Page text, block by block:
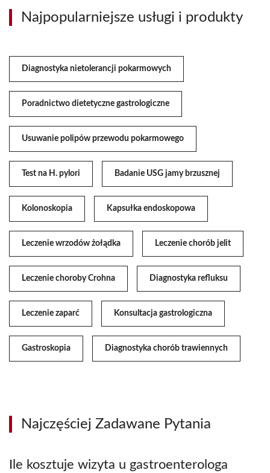
Najpopularniejsze usługi i produkty
Diagnostyka nietolerancji pokarmowych
Poradnictwo dietetyczne gastrologiczne
Usuwanie polipów przewodu pokarmowego
Test na H. pylori Badanie USG jamy brzusznej
Kolonoskopia Kapsułka endoskopowa
Leczenie wrzodów żołądka Leczenie chorób jelit
Leczenie choroby Crohna Diagnostyka refluksu
Leczenie zaparć Konsultacja gastrologiczna
Gastroskopia Diagnostyka chorób trawiennych
Najczęściej Zadawane Pytania
Ile kosztuje wizyta u gastroenterologa